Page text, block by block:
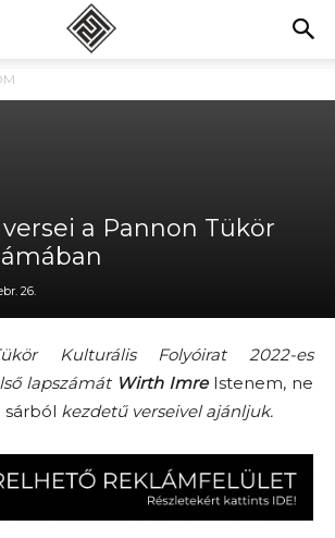
a Pannon Tükör
26.
Kulturális Folyóirat 2022-es
lapszámát Wirth ImreIstenem, ne
sárból kezdetű verseivel ajánljuk.